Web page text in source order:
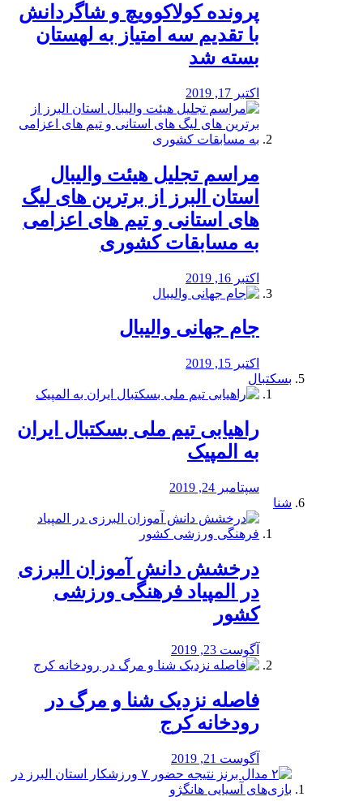
پرونده کولاکوویچ و شاگردانش
با تقدیم سه امتیاز به لهستان
بسته شد
اکتبر 17, 2019
مراسم تجلیل هیئت والیبال
استان البرز از برترین های لیگ
های استانی و تیم های اعزامی
به مسابقات کشوری
اکتبر 16, 2019
جام جهانی والیبال
اکتبر 15, 2019
بسکتبال
راهیابی تیم ملی بسکتبال ایران
به المپیک
سپتامبر 24, 2019
شنا
درخشش دانش آموزان البرزی
در المپیاد فرهنگی ورزشی
کشور
آگوست 23, 2019
️فاصله نزدیک شنا و مرگ در
رودخانه کرج
آگوست 21, 2019